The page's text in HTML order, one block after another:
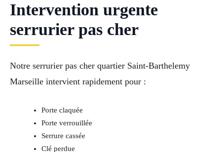
Intervention urgente
serrurier pas cher
Notre serrurier pas cher quartier Saint-Barthelemy
Marseille intervient rapidement pour :
Porte claquée
Porte verrouillée
Serrure cassée
Clé perdue